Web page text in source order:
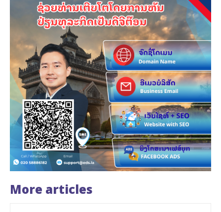
More articles